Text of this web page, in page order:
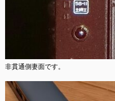
非貫通側妻面です。